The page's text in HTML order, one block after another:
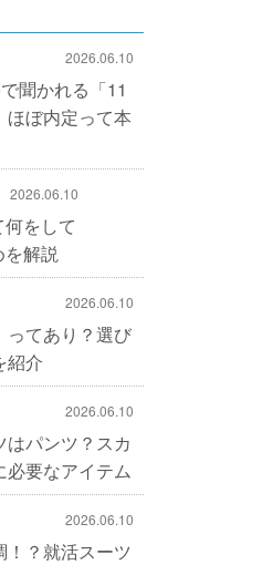
2026.06.10
聞かれる「11
ほぼ内定って本
2026.06.10
何をして
を解説
2026.06.10
ってあり？選び
紹介
2026.06.10
パンツ？スカ
必要なアイテム
2026.06.10
！？就活スーツ